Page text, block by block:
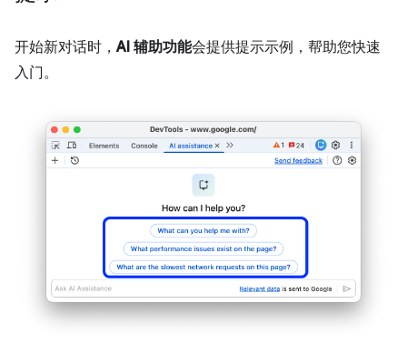
开始新对话时，AI 辅助功能会提供提示示例，帮助您快速
入门。